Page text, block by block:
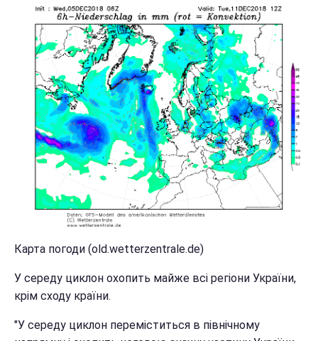
Карта погоди (old.wetterzentrale.de)
У середу циклон охопить майже всі регіони України,
крім сходу країни.
"У середу циклон переміститься в північному